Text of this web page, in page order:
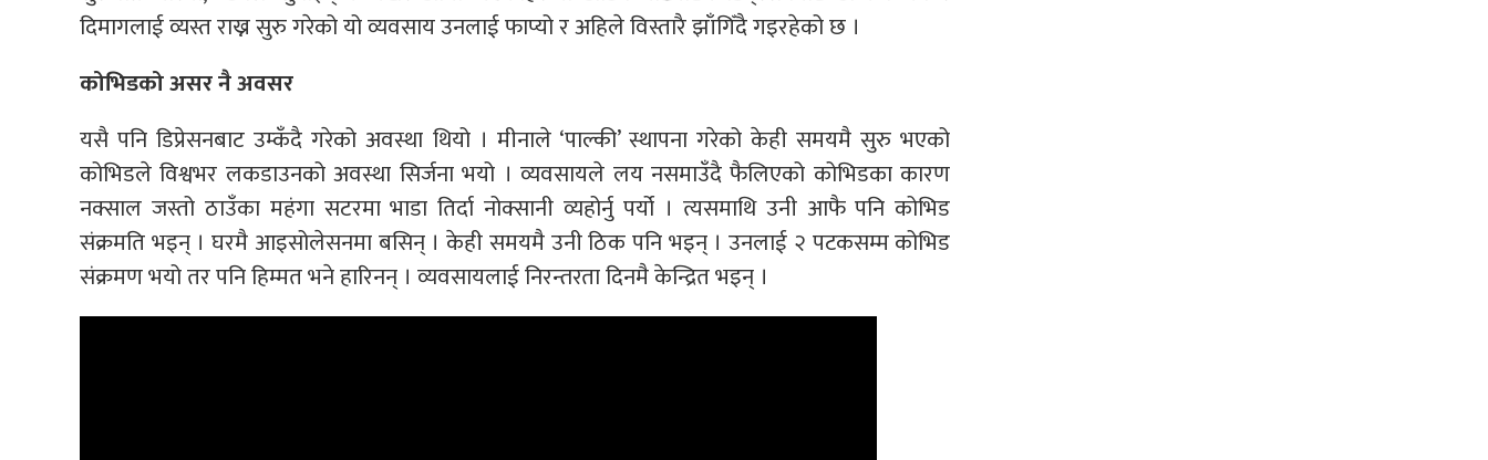
दिमागलाई व्यस्त राख्न सुरु गरेको यो व्यवसाय उनलाई फाप्यो र अहिले विस्तारै झाँगिँदै गइरहेको छ ।
कोभिडको असर नै अवसर
यसै पनि डिप्रेसनबाट उम्कँदै गरेको अवस्था थियो । मीनाले ‘पाल्की’ स्थापना गरेको केही समयमै सुरु भएको
कोभिडले विश्वभर लकडाउनको अवस्था सिर्जना भयो । व्यवसायले लय नसमाउँदै फैलिएको कोभिडका कारण
नक्साल जस्तो ठाउँका महंगा सटरमा भाडा तिर्दा नोक्सानी व्यहोर्नु पर्यो । त्यसमाथि उनी आफै पनि कोभिड
संक्रमति भइन् । घरमै आइसोलेसनमा बसिन् । केही समयमै उनी ठिक पनि भइन् । उनलाई २ पटकसम्म कोभिड
संक्रमण भयो तर पनि हिम्मत भने हारिनन् । व्यवसायलाई निरन्तरता दिनमै केन्द्रित भइन् ।